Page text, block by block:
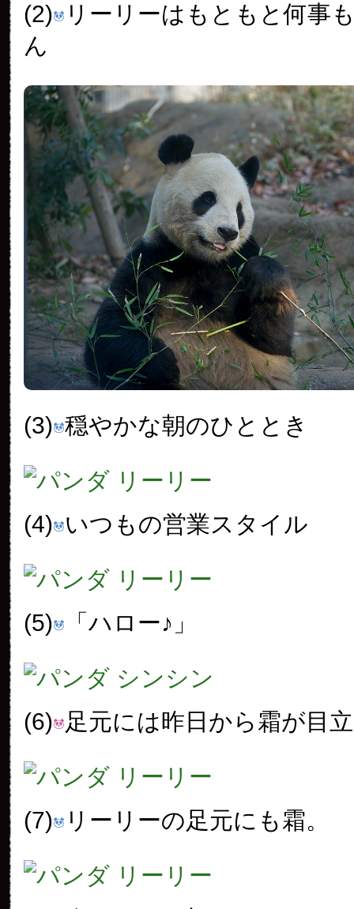
(2)
リーリーはもともと何事
ん
(3) 穏やかな朝のひととき
(4) いつもの営業スタイル
(5) 「ハロー♪」
(6) 足元には昨日から霜が目
(7) リーリーの足元にも霜。